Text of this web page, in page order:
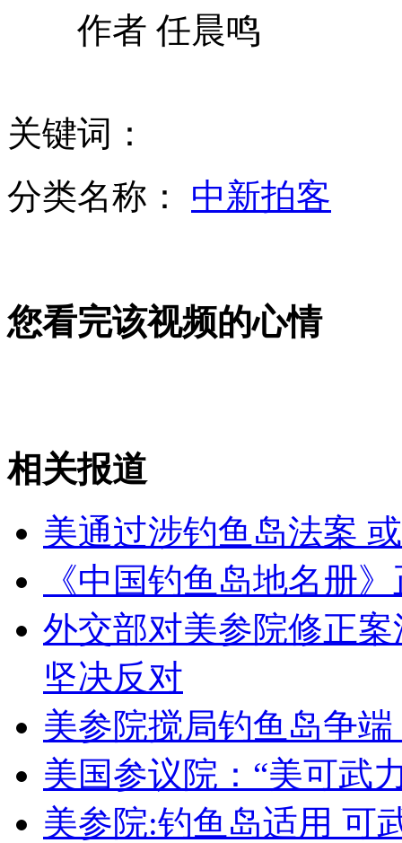
山西运城恶犬咬伤多人 警民合力深夜将其击毙
无痛分娩是否安全 医生回应
外交部：反对强权政治霸凌主义
外交部：有关国家言论片面不公正
安徽一实载49人客车翻车
走！跟着总书记去植树
作者 任晨鸣
关键词：
分类名称： 中新拍客
您看完该视频的心情
相关报道
美通过涉钓鱼岛法案
《中国钓鱼岛地名册
外交部对美参院修正
坚决反对
美参院搅局钓鱼岛争
美国参议院：“美可武
美参院:钓鱼岛适用 可